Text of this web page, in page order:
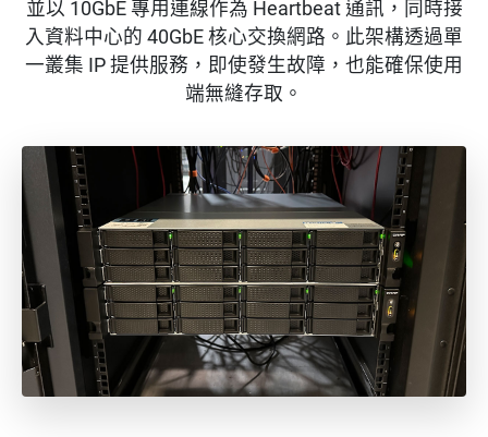
並以 10GbE 專用連線作為 Heartbeat 通訊，同時接
入資料中心的 40GbE 核心交換網路。此架構透過單
一叢集 IP 提供服務，即使發生故障，也能確保使用
端無縫存取。